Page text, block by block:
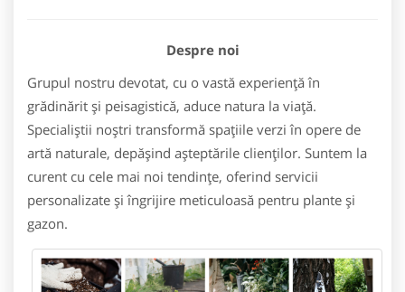
Despre noi
Grupul nostru devotat, cu o vastă experiență în
grădinărit și peisagistică, aduce natura la viață.
Specialiștii noștri transformă spațiile verzi în opere de
artă naturale, depășind așteptările clienților. Suntem la
curent cu cele mai noi tendințe, oferind servicii
personalizate și îngrijire meticuloasă pentru plante și
gazon.